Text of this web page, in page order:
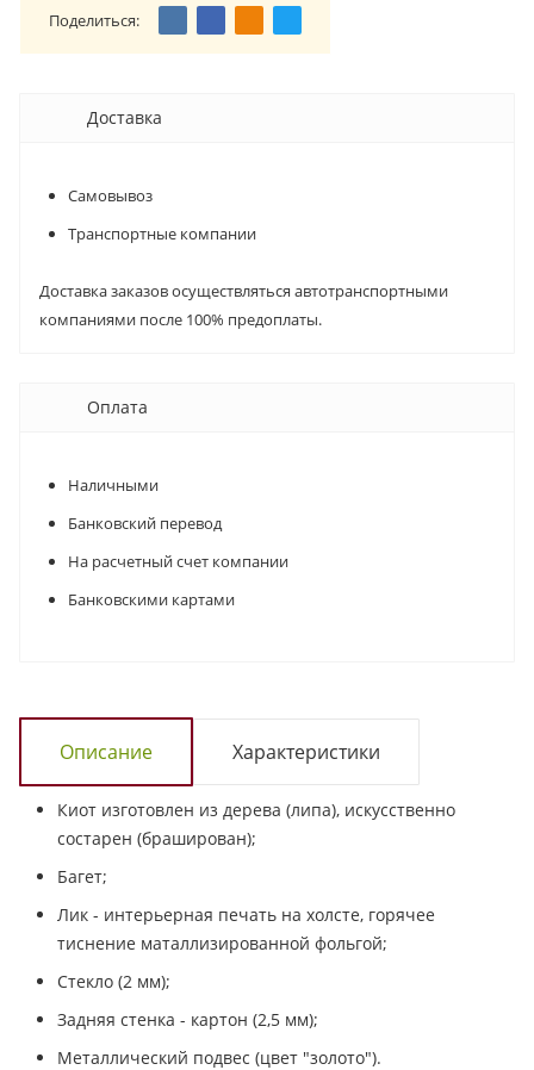
Поделиться:
Доставка
Самовывоз
Транспортные компании
Доставка заказов осуществляться автотранспортными
компаниями после 100% предоплаты.
Оплата
Наличными
Банковский перевод
На расчетный счет компании
Банковскими картами
Описание Характеристики
Киот изготовлен из дерева (липа), искусственно
состарен (браширован);
Багет;
Лик - интерьерная печать на холсте, горячее
тиснение маталлизированной фольгой;
Стекло (2 мм);
Задняя стенка - картон (2,5 мм);
Металлический подвес (цвет "золото").